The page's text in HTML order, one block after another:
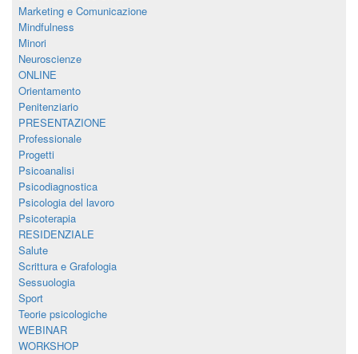
Marketing e Comunicazione
Mindfulness
Minori
Neuroscienze
ONLINE
Orientamento
Penitenziario
PRESENTAZIONE
Professionale
Progetti
Psicoanalisi
Psicodiagnostica
Psicologia del lavoro
Psicoterapia
RESIDENZIALE
Salute
Scrittura e Grafologia
Sessuologia
Sport
Teorie psicologiche
WEBINAR
WORKSHOP